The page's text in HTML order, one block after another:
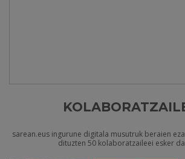
sarean.eus ingurune digitala musutruk beraien
dituzten 50 kolaboratzaileei esker